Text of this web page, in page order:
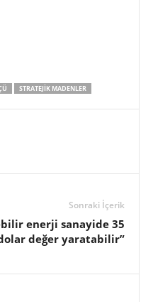
STRATEJIK MADENLER
Sonraki İçerik
enerji sanayide 35
değer yaratabilir”